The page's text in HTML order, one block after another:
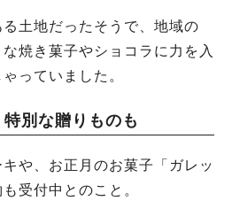
土地だったそうで、地域の
焼き菓子やショコラに力を入
っていました。
別な贈りものも
や、お正月のお菓子「ガレッ
受付中とのこと。